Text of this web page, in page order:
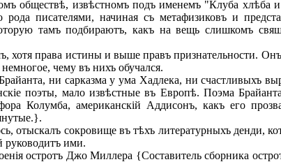
обществѣ, извѣстномъ подъ именемъ "Клуба хлѣба
писателями, начиная съ метафизиковъ и
тамъ подбираютъ, какъ на вещь слишкомъ
хотя права истины и выше правъ признательности.
чему въ нихъ обучался.
ни сарказма у ума Хадлека, ни счастливыхъ
поэты, мало извѣстные въ Европѣ. Поэма
Колумба, американскій Аддисонъ, какъ его
отыскалъ сокровище въ тѣхъ литературныхъ денди,
руководитъ ими.
остротъ Джо Миллера {Составитель сборника